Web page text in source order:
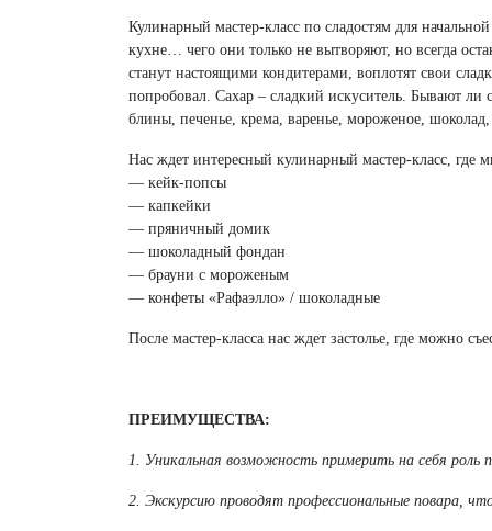
Кулинарный мастер-класс по сладостям для
кухне… чего они только не вытворяют, но всегда
станут настоящими кондитерами, воплотят свои
попробовал. Сахар – сладкий искуситель. Бывают
блины, печенье, крема, варенье, мороженое,
Нас ждет интересный кулинарный мастер-класс,
— кейк-попсы
— капкейки
— пряничный домик
— шоколадный фондан
— брауни с мороженым
— конфеты «Рафаэлло» / шоколадные
После мастер-класса нас ждет застолье, где можно
ПРЕИМУЩЕСТВА:
1. Уникальная возможность примерить на себя роль
2. Экскурсию проводят профессиональные повара,